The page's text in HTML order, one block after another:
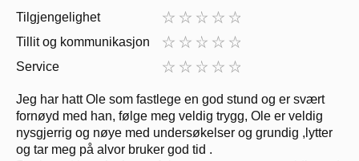
Tilgjengelighet
Tillit og kommunikasjon
Service
Jeg har hatt Ole som fastlege en god stund og er svært
fornøyd med han, følge meg veldig trygg, Ole er veldig
nysgjerrig og nøye med undersøkelser og grundig ,lytter
og tar meg på alvor bruker god tid .